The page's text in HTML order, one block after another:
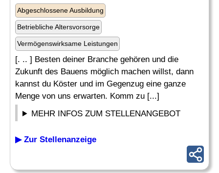
Abgeschlossene Ausbildung
Betriebliche Altersvorsorge
Vermögenswirksame Leistungen
[. .. ] Besten deiner Branche gehören und die
Zukunft des Bauens möglich machen willst, dann
kannst du Köster und im Gegenzug eine ganze
Menge von uns erwarten. Komm zu [...]
MEHR INFOS ZUM STELLENANGEBOT
▶ Zur Stellenanzeige